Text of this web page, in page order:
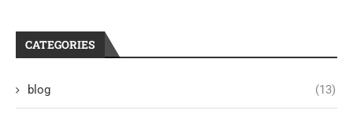
CATEGORIES
blog (13)